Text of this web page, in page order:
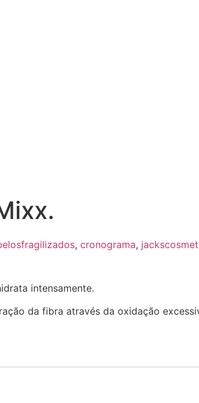
, cronograma,
intensamente.
da fibra através da oxidação